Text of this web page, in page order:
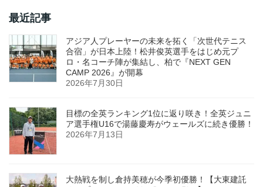
最近記事
アジア人プレーヤーの未来を拓く「次世代テニス
合宿」が日本上陸！松井俊英選手をはじめ元プ
ロ・名コーチ陣が集結し、柏で『NEXT GEN
CAMP 2026』が開幕
2026年7月30日
目標の全英ランキング1位に返り咲き！全英ジュニ
ア選手権U16で湯藤慶寿がウェールズに続き優勝！
2026年7月13日
大熱戦を制し倉持美穂が今季初優勝！【大東建託